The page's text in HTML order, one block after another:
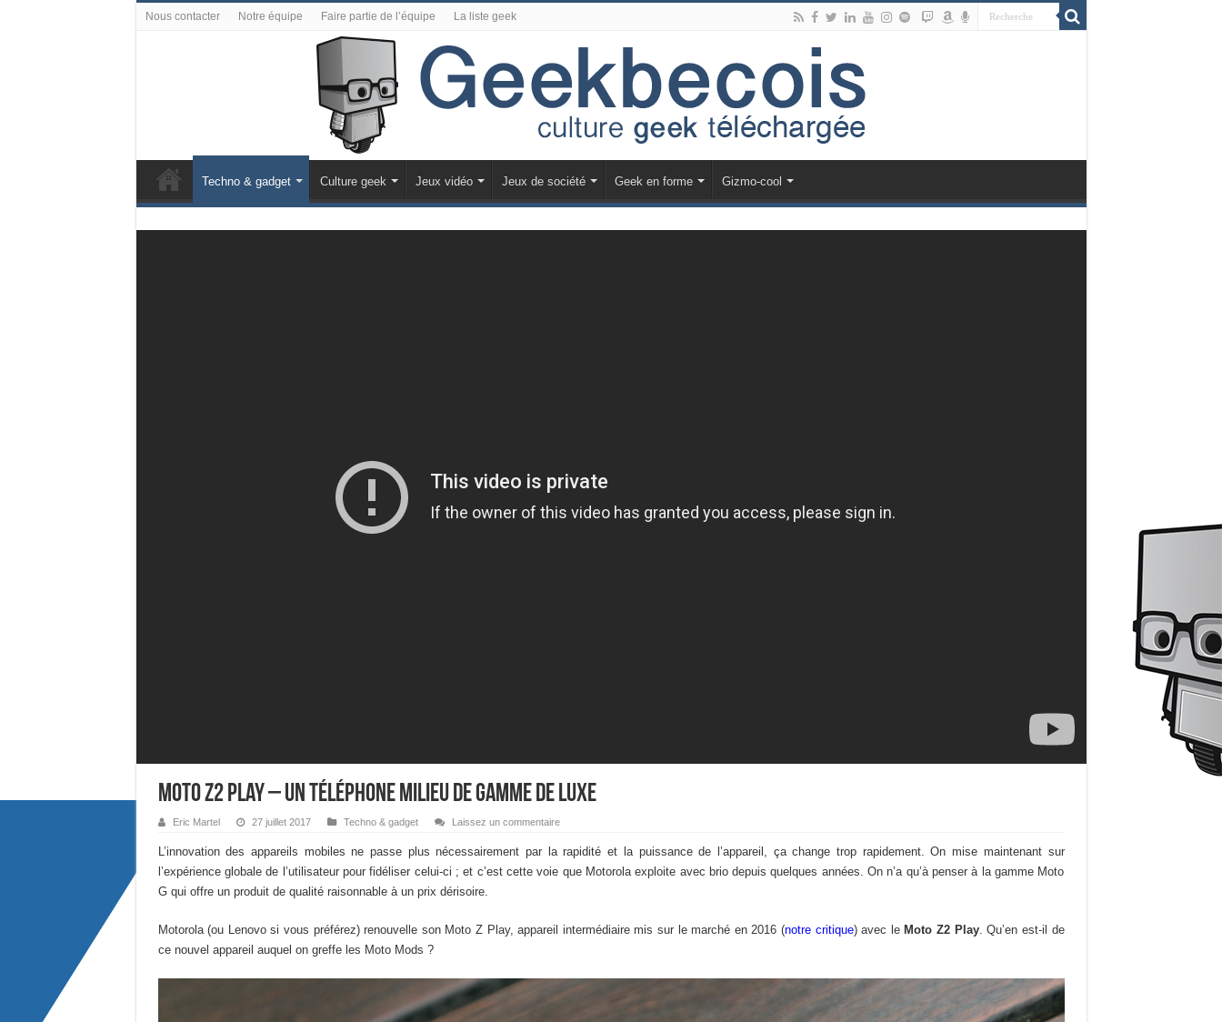
Nous contacter Notre équipe Faire partie de l’équipe La liste geek
Techno & gadget Culture geek Jeux vidéo Jeux de société Geek en forme Gizmo-cool
Moto Z2 Play – Un téléphone milieu de gamme de luxe
Eric Martel 27 juillet 2017 Techno & gadget Laissez un commentaire
L’innovation des appareils mobiles ne passe plus nécessairement par la rapidité et la puissance de l’appareil, ça change trop rapidement. On mise maintenant sur
l’expérience globale de l’utilisateur pour fidéliser celui-ci ; et c’est cette voie que Motorola exploite avec brio depuis quelques années. On n’a qu’à penser à la gamme Moto
G qui offre un produit de qualité raisonnable à un prix dérisoire.
Motorola (ou Lenovo si vous préférez) renouvelle son Moto Z Play, appareil intermédiaire mis sur le marché en 2016 (notre critique) avec le Moto Z2 Play. Qu’en est-il de
ce nouvel appareil auquel on greffe les Moto Mods ?